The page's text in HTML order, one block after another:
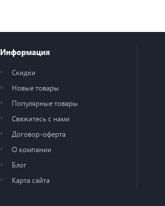
Информация
Скидки
Новые товары
Популярные товары
Свяжитесь с нами
Договор-оферта
О компании
Блог
Карта сайта